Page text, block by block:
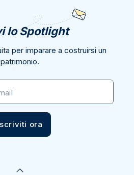
lo Spotlight
per imparare a costruirsi un
patrimonio.
ora